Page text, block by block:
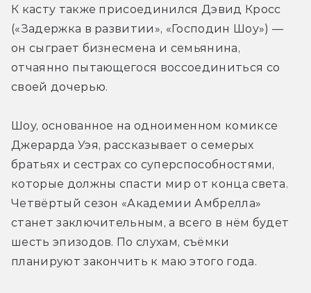
К касту также присоединился Дэвид Кросс
(«Задержка в развитии», «Господин Шоу») —
он сыграет бизнесмена и семьянина,
отчаянно пытающегося воссоединиться со
своей дочерью.
Шоу, основанное на одноименном комиксе
Джерарда Уэя, рассказывает о семерых
братьях и сестрах со суперспособностями,
которые должны спасти мир от конца света.
Четвёртый сезон «Академии Амбрелла»
станет заключительным, а всего в нём будет
шесть эпизодов. По слухам, съёмки
планируют закончить к маю этого года.